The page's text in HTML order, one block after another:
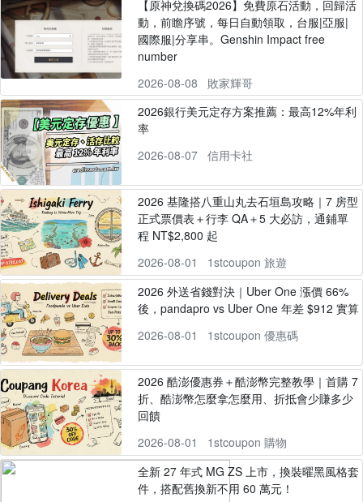
【原神兌換碼2026】免費原石活動，回歸活
動，前瞻序號，每日自動領取，台服|亞服|
國際服|分享串。Genshin Impact free
number
2026-08-08
敗家輝哥
2026銀行美元定存方案推薦：最高12%年利
率
2026-08-07
信用卡社
2026 基隆搭八重山丸去石垣島攻略｜7 房型
正式票價表＋行李 QA＋5 大必訪，通鋪單
程 NT$2,800 起
2026-08-01
1stcoupon 旅遊
2026 外送省錢對決｜Uber One 漲價 66%
後，pandapro vs Uber One 年差 $912 實算
2026-08-01
1stcoupon 優惠碼
2026 酷澎優惠券＋酷澎幣完整教學｜首購 7
折、酷澎幣怎麼拿怎麼用、折抵會少賺多少
回饋
2026-08-01
1stcoupon 購物
全新 27 年式 MG ZS 上市，換裝曜黑風格套
件，搭配舊換新不用 60 萬元！